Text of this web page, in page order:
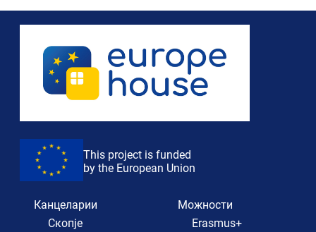
This project is funded
by the European Union
Канцеларии
Скопје
Можности
Erasmus+